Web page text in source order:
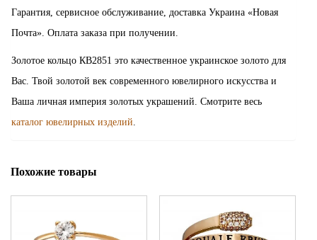
Гарантия, сервисное обслуживание, доставка Украина «Новая
Почта». Оплата заказа при получении.
Золотое кольцо КВ2851 это качественное украинское золото для
Вас. Твой золотой век современного ювелирного искусства и
Ваша личная империя золотых украшений. Смотрите весь
каталог ювелирных изделий
Похожие товары